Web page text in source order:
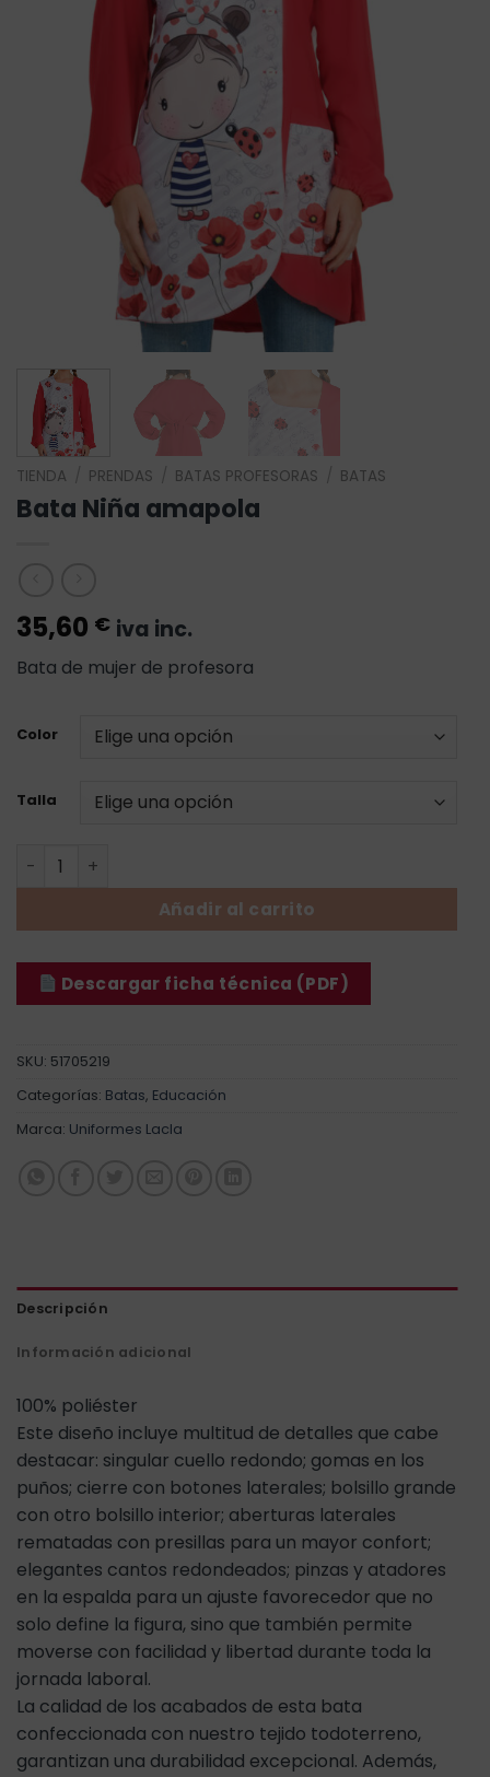
TIENDA PRENDAS BATAS PROFESORAS BATAS
Bata Niña amapola
35,60 € iva inc.
Bata de mujer de profesora
Color
Talla
Bata Niña amapola cantidad
Añadir al carrito
Descargar ficha técnica (PDF)
SKU: 51705219
Categorías: Batas, Educación
Marca: Uniformes Lacla
Descripción
Información adicional
100% poliéster
Este diseño incluye multitud de detalles que cabe
destacar: singular cuello redondo; gomas en los
puños; cierre con botones laterales; bolsillo grande
con otro bolsillo interior; aberturas laterales
rematadas con presillas para un mayor confort;
elegantes cantos redondeados; pinzas y atadores
en la espalda para un ajuste favorecedor que no
solo define la figura, sino que también permite
moverse con facilidad y libertad durante toda la
jornada laboral.
La calidad de los acabados de esta bata
confeccionada con nuestro tejido todoterreno,
garantizan una durabilidad excepcional. Además,